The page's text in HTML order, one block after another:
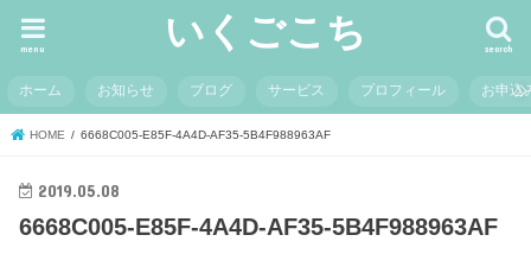
いくごこち search
menu
ホーム お知らせ ブログ サービス プロフィール お申込
HOME 6668C005-E85F-4A4D-AF35-5B4F988963AF
2019.05.08
6668C005-E85F-4A4D-AF35-5B4F988963AF